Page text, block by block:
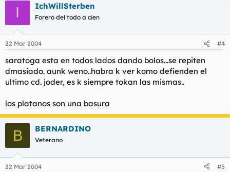
I IchWillSterben
Forero del todo a cien
22 Mar 2004 #4
saratoga esta en todos lados dando bolos...se repiten
dmasiado. aunk weno..habra k ver komo defienden el
ultimo cd. joder, es k siempre tokan las mismas..
los platanos son una basura
B BERNARDINO
Veterano
22 Mar 2004 #5